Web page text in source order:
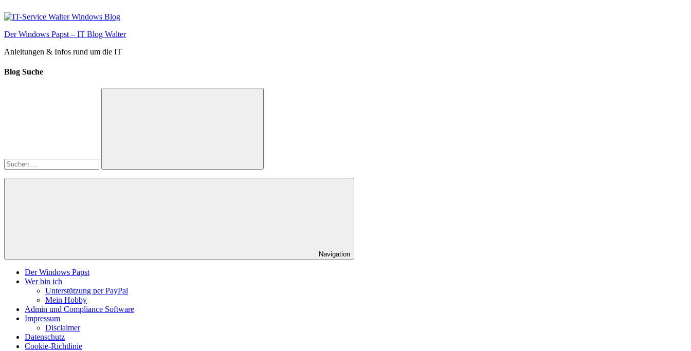
Inhalt
Der Windows Papst – IT Blog Walter
Anleitungen & Infos rund um die IT
Blog Suche
Suchen
Navigation
Der Windows Papst
Wer bin ich
Unterstützung per PayPal
Mein Hobby
Admin und Compliance Software
Impressum
Disclaimer
Datenschutz
Cookie-Richtlinie